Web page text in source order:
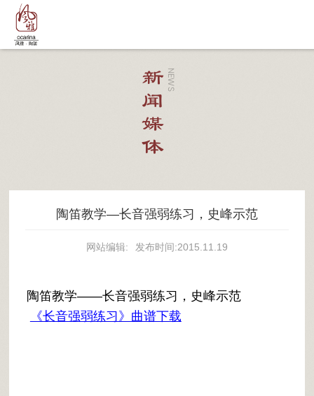
NEWS
新闻媒体
陶笛教学—长音强弱练习，史峰示范
网站编辑: 发布时间:2015.11.19
陶笛教学——长音强弱练习，史峰示范
《长音强弱练习》曲谱下载